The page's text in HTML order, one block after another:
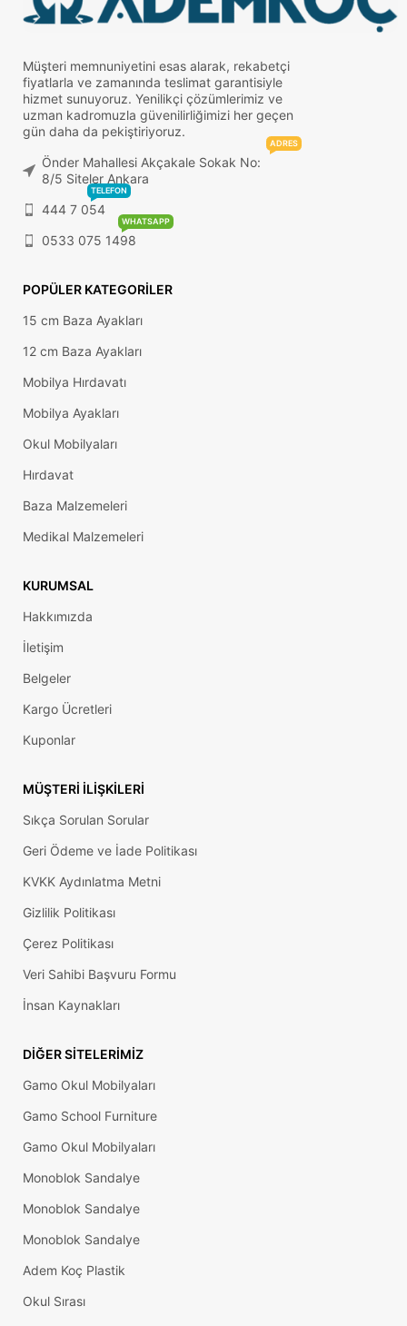
Müşteri memnuniyetini esas alarak, rekabetçi
fiyatlarla ve zamanında teslimat garantisiyle
hizmet sunuyoruz. Yenilikçi çözümlerimiz ve
uzman kadromuzla güvenilirliğimizi her geçen
gün daha da pekiştiriyoruz.
Önder Mahallesi Akçakale Sokak No:
8/5 Siteler Ankara
ADRES
444 7 054
TELEFON
0533 075 1498
WHATSAPP
POPÜLER KATEGORILER
15 cm Baza Ayakları
12 cm Baza Ayakları
Mobilya Hırdavatı
Mobilya Ayakları
Okul Mobilyaları
Hırdavat
Baza Malzemeleri
Medikal Malzemeleri
KURUMSAL
Hakkımızda
İletişim
Belgeler
Kargo Ücretleri
Kuponlar
MÜŞTERI İLIŞKILERI
Sıkça Sorulan Sorular
Geri Ödeme ve İade Politikası
KVKK Aydınlatma Metni
Gizlilik Politikası
Çerez Politikası
Veri Sahibi Başvuru Formu
İnsan Kaynakları
DIĞER SITELERIMIZ
Gamo Okul Mobilyaları
Gamo School Furniture
Gamo Okul Mobilyaları
Monoblok Sandalye
Monoblok Sandalye
Monoblok Sandalye
Adem Koç Plastik
Okul Sırası